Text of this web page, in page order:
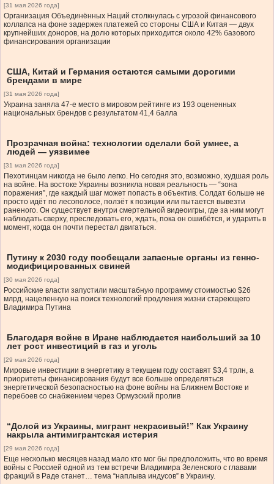
[31 мая 2026 года]
Организация Объединённых Наций столкнулась с угрозой финансового
коллапса на фоне задержек платежей со стороны США и Китая — двух
крупнейших доноров, на долю которых приходится около 42% базового
финансирования организации
США, Китай и Германия остаются самыми дорогими
брендами в мире
[31 мая 2026 года]
Украина заняла 47-е место в мировом рейтинге из 193 оцененных
национальных брендов с результатом 41,4 балла
Прозрачная война: технологии сделали бой умнее, а
людей — уязвимее
[31 мая 2026 года]
Пехотинцам никогда не было легко. Но сегодня это, возможно, худшая роль
на войне. На востоке Украины возникла новая реальность — “зона
поражения”, где каждый шаг может попасть в объектив. Солдат больше не
просто идёт по лесополосе, ползёт к позиции или пытается вывезти
раненого. Он существует внутри смертельной видеоигры, где за ним могут
наблюдать сверху, преследовать его, ждать, пока он ошибётся, и ударить в
момент, когда он почти перестал двигаться.
Путину к 2030 году пообещали запасные органы из генно-
модифицированных свиней
[30 мая 2026 года]
Российские власти запустили масштабную программу стоимостью $26
млрд, нацеленную на поиск технологий продления жизни стареющего
Владимира Путина
Благодаря войне в Иране наблюдается наибольший за 10
лет рост инвестиций в газ и уголь
[29 мая 2026 года]
Мировые инвестиции в энергетику в текущем году составят $3,4 трлн, а
приоритеты финансирования будут все больше определяться
энергетической безопасностью на фоне войны на Ближнем Востоке и
перебоев со снабжением через Ормузский пролив
“Долой из Украины, мигрант некрасивый!” Как Украину
накрыла антимигрантская истерия
[29 мая 2026 года]
Еще несколько месяцев назад мало кто мог бы предположить, что во время
войны с Россией одной из тем встречи Владимира Зеленского с главами
фракций в Раде станет… тема “наплыва индусов” в Украину.